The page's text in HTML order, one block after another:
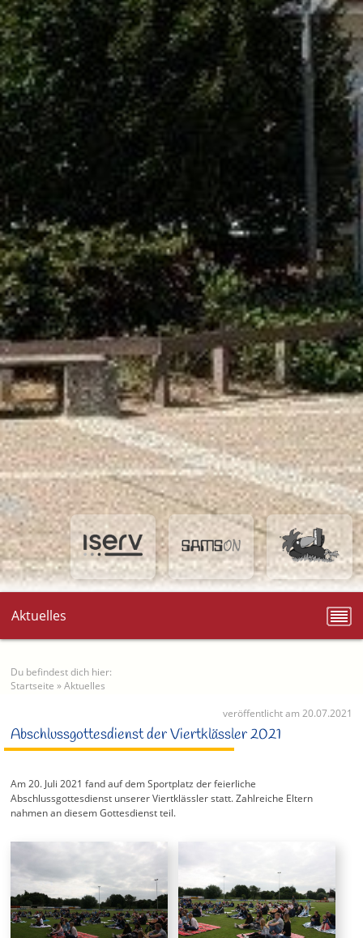
Aktuelles
Du befindest dich hier:
Startseite »Aktuelles
veröffentlicht am 20.07.2021
Abschlussgottesdienst der Viertklässler 2021
Am 20. Juli 2021 fand auf dem Sportplatz der feierliche
Abschlussgottesdienst unserer Viertklässler statt. Zahlreiche Eltern
nahmen an diesem Gottesdienst teil.